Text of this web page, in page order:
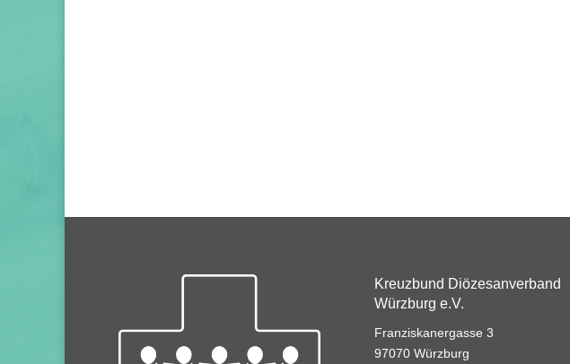
Kreuzbund Diözesanverband
Würzburg e.V.
Franziskanergasse 3
97070 Würzburg